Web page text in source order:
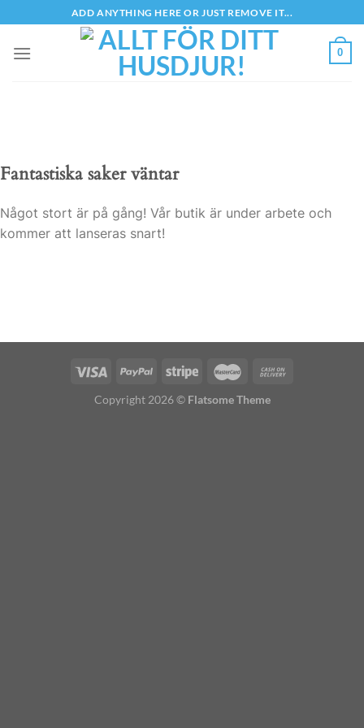
to
content
ADD ANYTHING HERE OR JUST REMOVE IT...
0
Fantastiska saker väntar
Något stort är på gång! Vår butik är under arbete och
kommer att lanseras snart!
Copyright 2026 © Flatsome Theme